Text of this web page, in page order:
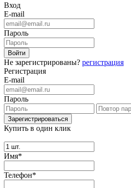
Вход
E-mail
Пароль
Не зарегистрированы? регистрация
Регистрация
E-mail
Пароль
Купить в один клик
Имя*
Телефон*